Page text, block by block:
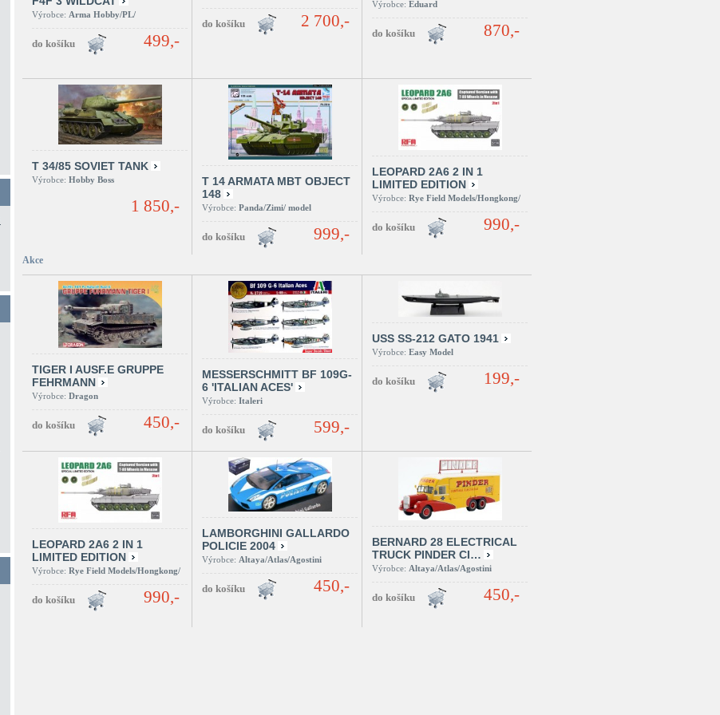
Výrobce: Arma Hobby/PL/
499,-
2 700,-
Výrobce: Eduard
870,-
T 34/85 SOVIET TANK
Výrobce: Hobby Boss
1 850,-
T 14 ARMATA MBT OBJECT
148
Výrobce: Panda/Zimi/ model
999,-
LEOPARD 2A6 2 IN 1
LIMITED EDITION
Výrobce: Rye Field Models/Hongkong/
990,-
Akce
TIGER I AUSF.E GRUPPE
FEHRMANN
Výrobce: Dragon
450,-
MESSERSCHMITT BF 109G-
6 'ITALIAN ACES'
Výrobce: Italeri
599,-
USS SS-212 GATO 1941
Výrobce: Easy Model
199,-
LEOPARD 2A6 2 IN 1
LIMITED EDITION
Výrobce: Rye Field Models/Hongkong/
990,-
LAMBORGHINI GALLARDO
POLICIE 2004
Výrobce: Altaya/Atlas/Agostini
450,-
BERNARD 28 ELECTRICAL
TRUCK PINDER CI…
Výrobce: Altaya/Atlas/Agostini
450,-